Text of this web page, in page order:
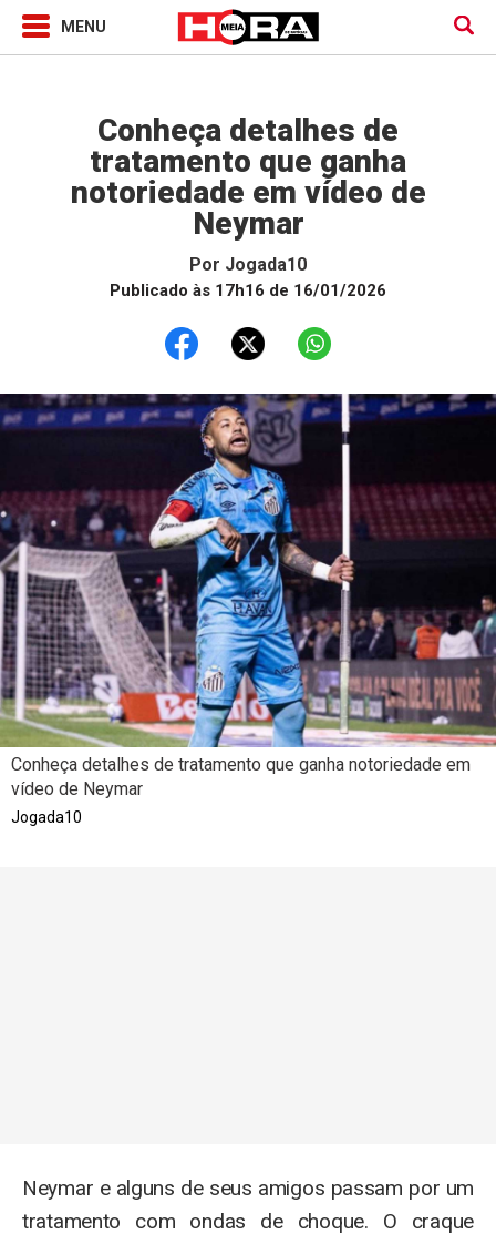
Conheça detalhes de
tratamento que ganha
notoriedade em vídeo de
Neymar
Por Jogada10
Publicado às 17h16 de 16/01/2026
Conheça detalhes de tratamento que ganha notoriedade em
vídeo de Neymar
Jogada10
Neymar e alguns de seus amigos passam por um
tratamento com ondas de choque. O craque